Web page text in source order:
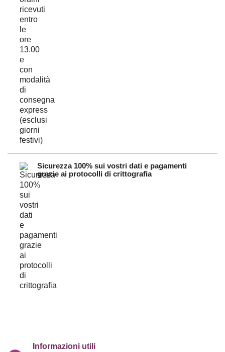
Sicurezza 100% sui vostri dati e pagamenti
grazie ai protocolli di crittografia
Informazioni utili